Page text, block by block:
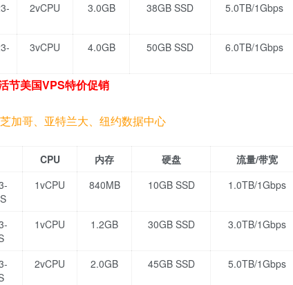
2vCPU 3.0GB 38GB SSD 5.0TB/1Gbps
3vCPU 4.0GB 50GB SSD 6.0TB/1Gbps
节美国VPS特价促销
加哥、亚特兰大、纽约数据中心
CPU 内存 硬盘 流量/带宽
1vCPU 840MB 10GB SSD 1.0TB/1Gbps
1vCPU 1.2GB 30GB SSD 3.0TB/1Gbps
2vCPU 2.0GB 45GB SSD 5.0TB/1Gbps